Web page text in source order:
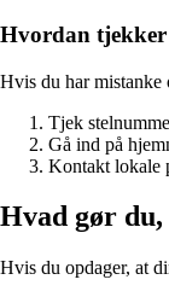
Hvordan tjekker
Hvis du har
Tjek
Gå ind på
Kontakt lokale
Hvad gør
Hvis du opdager, at